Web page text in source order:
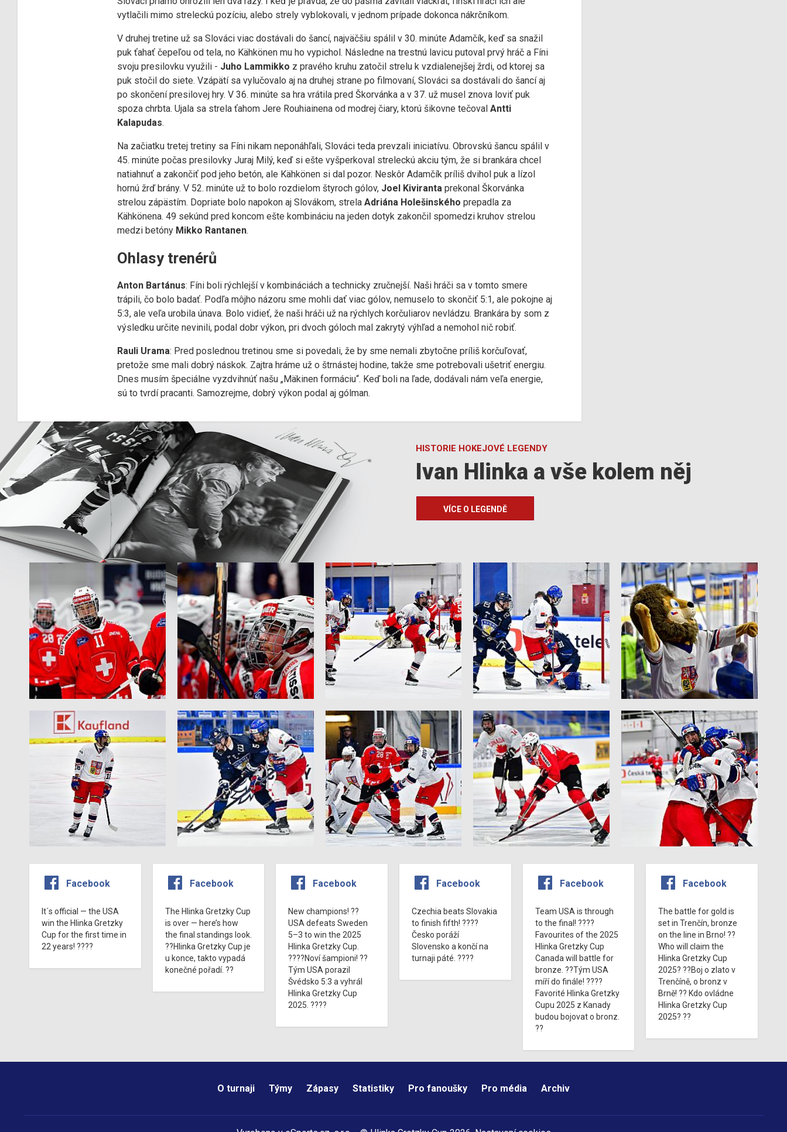
vytlačili mimo streleckú pozíciu, alebo strely vyblokovali, v jednom prípade dokonca nákrčníkom.
V druhej tretine už sa Slováci viac dostávali do šancí, najväčšiu spálil v 30. minúte Adamčík, keď sa snažil
puk ťahať čepeľou od tela, no Kähkönen mu ho vypichol. Následne na trestnú lavicu putoval prvý hráč a Fíni
svoju presilovku využili - Juho Lammikko z pravého kruhu zatočil strelu k vzdialenejšej žrdi, od ktorej sa
puk stočil do siete. Vzápätí sa vylučovalo aj na druhej strane po filmovaní, Slováci sa dostávali do šancí aj
po skončení presilovej hry. V 36. minúte sa hra vrátila pred Škorvánka a v 37. už musel znova loviť puk
spoza chrbta. Ujala sa strela ťahom Jere Rouhiainena od modrej čiary, ktorú šikovne tečoval Antti
Kalapudas.
Na začiatku tretej tretiny sa Fíni nikam neponáhľali, Slováci teda prevzali iniciatívu. Obrovskú šancu spálil v
45. minúte počas presilovky Juraj Milý, keď si ešte vyšperkoval streleckú akciu tým, že si brankára chcel
natiahnuť a zakončiť pod jeho betón, ale Kähkönen si dal pozor. Neskôr Adamčík príliš dvihol puk a lízol
hornú žrď brány. V 52. minúte už to bolo rozdielom štyroch gólov, Joel Kiviranta prekonal Škorvánka
strelou zápästím. Dopriate bolo napokon aj Slovákom, strela Adriána Holešinského prepadla za
Kähkönena. 49 sekúnd pred koncom ešte kombináciu na jeden dotyk zakončil spomedzi kruhov strelou
medzi betóny Mikko Rantanen.
Ohlasy trenérů
Anton Bartánus: Fíni boli rýchlejší v kombináciách a technicky zručnejší. Naši hráči sa v tomto smere
trápili, čo bolo badať. Podľa môjho názoru sme mohli dať viac gólov, nemuselo to skončiť 5:1, ale pokojne aj
5:3, ale veľa urobila únava. Bolo vidieť, že naši hráči už na rýchlych korčuliarov nevládzu. Brankára by som z
výsledku určite nevinili, podal dobr výkon, pri dvoch góloch mal zakrytý výhľad a nemohol nič robiť.
Rauli Urama: Pred poslednou tretinou sme si povedali, že by sme nemali zbytočne príliš korčuľovať,
pretože sme mali dobrý náskok. Zajtra hráme už o štrnástej hodine, takže sme potrebovali ušetriť energiu.
Dnes musím špeciálne vyzdvihnúť našu „Mäkinen formáciu“. Keď boli na ľade, dodávali nám veľa energie,
sú to tvrdí pracanti. Samozrejme, dobrý výkon podal aj gólman.
HISTORIE HOKEJOVÉ LEGENDY
Ivan Hlinka a vše kolem něj
VÍCE O LEGENDĚ
Facebook
It´s official — the USA
win the Hlinka Gretzky
Cup for the first time in
22 years! ????
Facebook
The Hlinka Gretzky Cup
is over — here’s how
the final standings look.
??Hlinka Gretzky Cup je
u konce, takto vypadá
konečné pořadí. ??
Facebook
New champions! ??
USA defeats Sweden
5–3 to win the 2025
Hlinka Gretzky Cup.
????Noví šampioni! ??
Tým USA porazil
Švédsko 5:3 a vyhrál
Hlinka Gretzky Cup
2025. ????
Facebook
Czechia beats Slovakia
to finish fifth! ????
Česko poráží
Slovensko a končí na
turnaji páté. ????
Facebook
Team USA is through
to the final! ????
Favourites of the 2025
Hlinka Gretzky Cup
Canada will battle for
bronze. ??Tým USA
míří do finále! ????
Favorité Hlinka Gretzky
Cupu 2025 z Kanady
budou bojovat o bronz.
??
Facebook
The battle for gold is
set in Trenčín, bronze
on the line in Brno! ??
Who will claim the
Hlinka Gretzky Cup
2025? ??Boj o zlato v
Trenčíně, o bronz v
Brně! ?? Kdo ovládne
Hlinka Gretzky Cup
2025? ??
O turnaji Týmy Zápasy Statistiky Pro fanoušky Pro média Archiv